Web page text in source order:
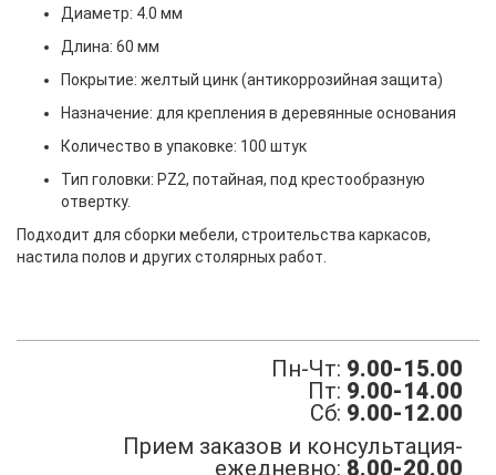
Диаметр: 4.0 мм
Длина: 60 мм
Покрытие: желтый цинк (антикоррозийная защита)
Назначение: для крепления в деревянные основания
Количество в упаковке: 100 штук
Тип головки: PZ2, потайная, под крестообразную
отвертку.
Подходит для сборки мебели, строительства каркасов,
настила полов и других столярных работ.
Пн-Чт: 9.00-15.00
Пт: 9.00-14.00
Сб: 9.00-12.00
Прием заказов и консультация-
ежедневно: 8.00-20.00